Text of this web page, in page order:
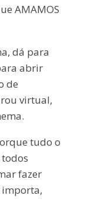
AMAMOS
dá para
abrir
de
virtual,
tudo o
fazer
importa,